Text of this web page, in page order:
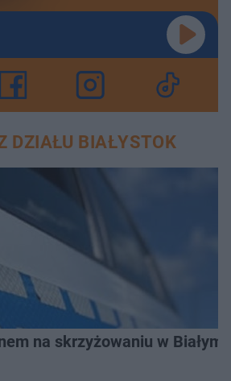
DZIAŁU BIAŁYSTOK
na skrzyżowaniu w